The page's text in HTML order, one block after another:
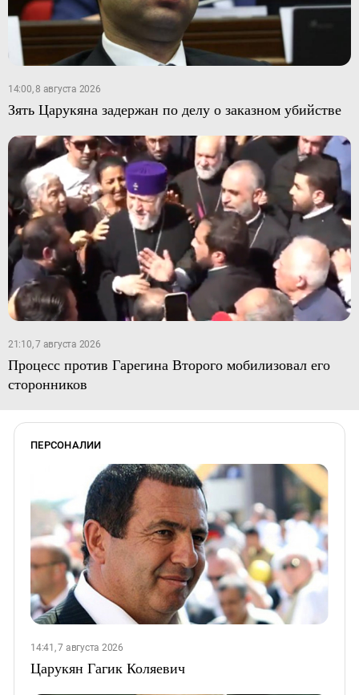
14:00, 8 августа 2026
Зять Царукяна задержан по делу о заказном убийстве
21:10, 7 августа 2026
Процесс против Гарегина Второго мобилизовал его
сторонников
ПЕРСОНАЛИИ
14:41, 7 августа 2026
Царукян Гагик Коляевич